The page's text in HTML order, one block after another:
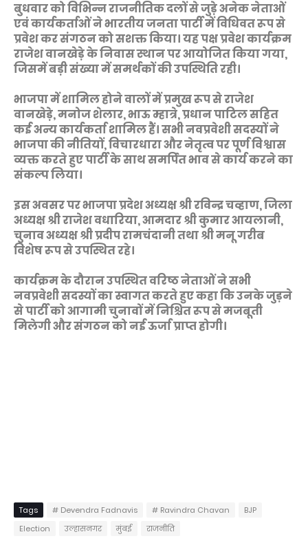
बुधवार को विभिन्न राजनीतिक दलों से जुड़े अनेक नेताओं
एवं कार्यकर्ताओं ने भारतीय जनता पार्टी में विधिवत रूप से
प्रवेश कर संगठन को सशक्त किया। यह पक्ष प्रवेश कार्यक्रम
राजेश वानखेड़े के निवास स्थान पर आयोजित किया गया,
जिसमें बड़ी संख्या में समर्थकों की उपस्थिति रही।
भाजपा में शामिल होने वालों में प्रमुख रूप से राजेश
वानखेड़े, मनोज शेलार, भाऊ म्हात्रे, प्रधान पाटिल सहित
कई अन्य कार्यकर्ता शामिल हैं। सभी नवप्रवेशी सदस्यों ने
भाजपा की नीतियों, विचारधारा और नेतृत्व पर पूर्ण विश्वास
व्यक्त करते हुए पार्टी के साथ समर्पित भाव से कार्य करने का
संकल्प लिया।
इस अवसर पर भाजपा प्रदेश अध्यक्ष श्री रविन्द्र चव्हाण, जिला
अध्यक्ष श्री राजेश वधारिया, आमदार श्री कुमार आयलानी,
चुनाव अध्यक्ष श्री प्रदीप रामचंदानी तथा श्री मनू गरीब
विशेष रूप से उपस्थित रहे।
कार्यक्रम के दौरान उपस्थित वरिष्ठ नेताओं ने सभी
नवप्रवेशी सदस्यों का स्वागत करते हुए कहा कि उनके जुड़ने
से पार्टी को आगामी चुनावों में निश्चित रूप से मजबूती
मिलेगी और संगठन को नई ऊर्जा प्राप्त होगी।
Tags # Devendra Fadnavis # Ravindra Chavan
BJP
Election
उल्हासनगर मुंबई राजनीति